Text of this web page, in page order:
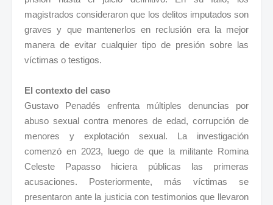
magistrados consideraron que los delitos imputados son
graves y que mantenerlos en reclusión era la mejor
manera de evitar cualquier tipo de presión sobre las
víctimas o testigos.
El contexto del caso
Gustavo Penadés enfrenta múltiples denuncias por
abuso sexual contra menores de edad, corrupción de
menores y explotación sexual. La investigación
comenzó en 2023, luego de que la militante Romina
Celeste Papasso hiciera públicas las primeras
acusaciones. Posteriormente, más víctimas se
presentaron ante la justicia con testimonios que llevaron